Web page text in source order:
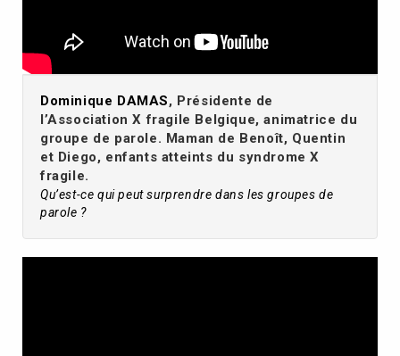
Dominique DAMAS, Présidente de
l’Association X fragile Belgique, animatrice du
groupe de parole. Maman de Benoît, Quentin
et Diego, enfants atteints du syndrome X
fragile.
Qu’est-ce qui peut surprendre dans les groupes de
parole ?